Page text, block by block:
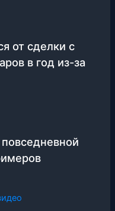
от сделки с
в год из-за